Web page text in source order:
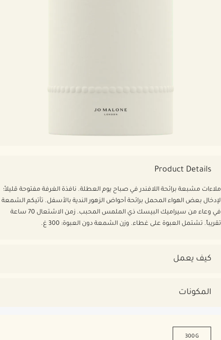
300G
Product Details
ملاءات مشبعة برائحة اللافندر في صباح يوم العطلة. نافذة الغرفة مفتوحة قليلاً؛
لإدخال بعض الهواء المحمل برائحة أحواض الزهور الندية بالأسفل. تأتيكم الشمعة
في وعاء من سيراميك البيسك ذي الملمس المحبب. زمن الاشتعال 70 ساعة
تقريباً. تشتمل العبوة على غطاء. وزن الشمعة دون العبوة: 300 غ.
كيف يعمل
المكونات